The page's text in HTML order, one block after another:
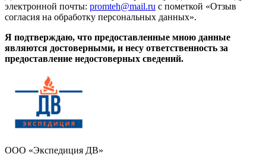
электронной почты: promteh@mail.ru с пометкой «Отзыв
согласия на обработку персональных данных».
Я подтверждаю, что предоставленные мною данные
являются достоверными, и несу ответственность за
предоставление недостоверных сведений.
ООО «Экспедиция ДВ»